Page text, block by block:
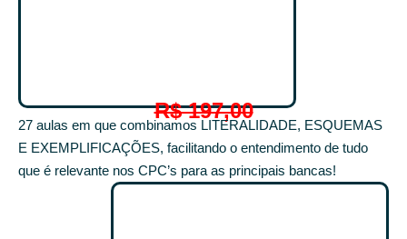
R$ 197,00
27 aulas em que combinamos LITERALIDADE, ESQUEMAS
E EXEMPLIFICAÇÕES, facilitando o entendimento de tudo
que é relevante nos CPC’s para as principais bancas!